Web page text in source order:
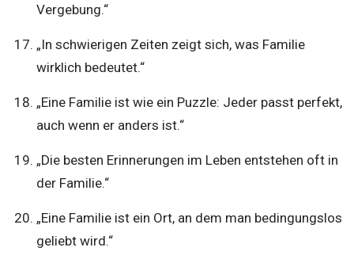
Vergebung.“
„In schwierigen Zeiten zeigt sich, was Familie
wirklich bedeutet.“
„Eine Familie ist wie ein Puzzle: Jeder passt perfekt,
auch wenn er anders ist.“
„Die besten Erinnerungen im Leben entstehen oft in
der Familie.“
„Eine Familie ist ein Ort, an dem man bedingungslos
geliebt wird.“